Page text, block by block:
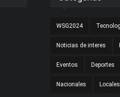
WSG2024
Noticias de interes
Eventos Deportes
Nacionales Locales